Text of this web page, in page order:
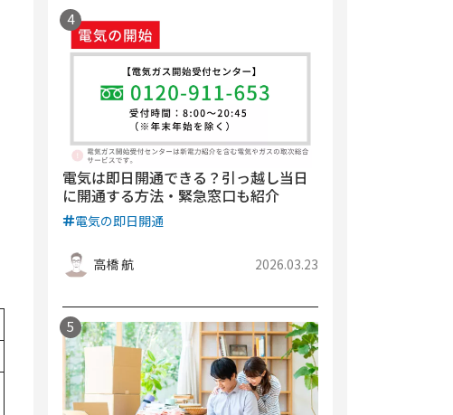
電気は即日開通できる？引っ越し当日
に開通する方法・緊急窓口も紹介
電気の即日開通
高橋 航 2026.03.23